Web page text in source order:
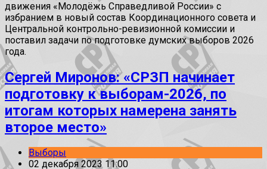
движения «Молодёжь Справедливой России» с
избранием в новый состав Координационного совета и
Центральной контрольно-ревизионной комиссии и
поставил задачи по подготовке думских выборов 2026
года.
Сергей Миронов: «СРЗП начинает
подготовку к выборам-2026, по
итогам которых намерена занять
второе место»
Выборы
02 декабря 2023 11:00